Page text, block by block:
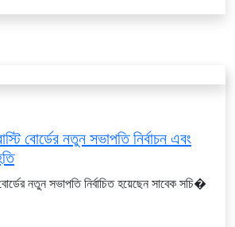
বোর্ডের নতুন সভাপতি নির্বাচন এবং
নতুন সভাপতি নির্বাচিত হয়েছেন সাবেক সচি�